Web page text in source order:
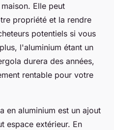
Elle peut
propriété et la rendre
potentiels si vous
l'aluminium étant un
durera des années,
rentable pour votre
en aluminium est un ajout
espace extérieur. En